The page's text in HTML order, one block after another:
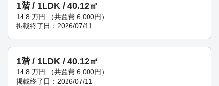
1階 / 1LDK / 40.12㎡
14.8 万円
（共益費 6,000円）
掲載終了日：2026/07/11
1階 / 1LDK / 40.12㎡
14.8 万円
（共益費 6,000円）
掲載終了日：2026/07/11